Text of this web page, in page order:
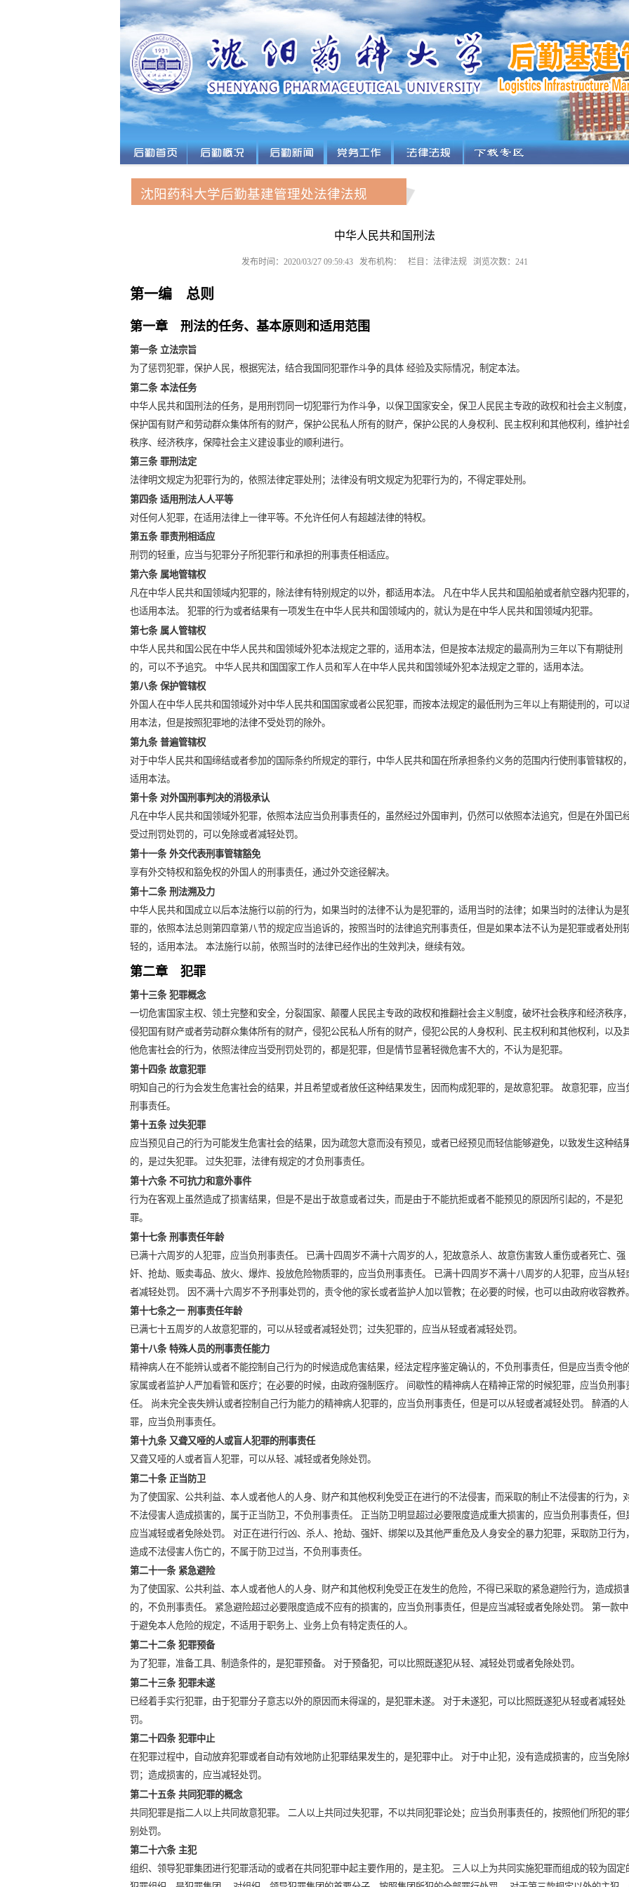
沈阳药科大学后勤基建管理处法律法规
中华人民共和国刑法
发布时间：2020/03/27 09:59:43 发布机构： 栏目：法律法规 浏览次数： 241
第一编 总则
第一章 刑法的任务、基本原则和适用范围
第一条 立法宗旨
为了惩罚犯罪，保护人民，根据宪法，结合我国同犯罪作斗争的具体 经验及实际情况，制定本法。
第二条 本法任务
中华人民共和国刑法的任务，是用刑罚同一切犯罪行为作斗争，以保卫国家安全，保卫人民民主专政的政权和社会主义制度，
保护国有财产和劳动群众集体所有的财产，保护公民私人所有的财产，保护公民的人身权利、民主权利和其他权利，维护社
秩序、经济秩序，保障社会主义建设事业的顺利进行。
第三条 罪刑法定
法律明文规定为犯罪行为的，依照法律定罪处刑；法律没有明文规定为犯罪行为的，不得定罪处刑。
第四条 适用刑法人人平等
对任何人犯罪，在适用法律上一律平等。不允许任何人有超越法律的特权。
第五条 罪责刑相适应
刑罚的轻重，应当与犯罪分子所犯罪行和承担的刑事责任相适应。
第六条 属地管辖权
凡在中华人民共和国领域内犯罪的，除法律有特别规定的以外，都适用本法。 凡在中华人民共和国船舶或者航空器内犯罪的，
也适用本法。 犯罪的行为或者结果有一项发生在中华人民共和国领域内的，就认为是在中华人民共和国领域内犯罪。
第七条 属人管辖权
中华人民共和国公民在中华人民共和国领域外犯本法规定之罪的，适用本法，但是按本法规定的最高刑为三年以下有期徒刑
的，可以不予追究。 中华人民共和国国家工作人员和军人在中华人民共和国领域外犯本法规定之罪的，适用本法。
第八条 保护管辖权
外国人在中华人民共和国领域外对中华人民共和国国家或者公民犯罪，而按本法规定的最低刑为三年以上有期徒刑的，可以
用本法，但是按照犯罪地的法律不受处罚的除外。
第九条 普遍管辖权
对于中华人民共和国缔结或者参加的国际条约所规定的罪行，中华人民共和国在所承担条约义务的范围内行使刑事管辖权的，
适用本法。
第十条 对外国刑事判决的消极承认
凡在中华人民共和国领域外犯罪，依照本法应当负刑事责任的，虽然经过外国审判，仍然可以依照本法追究，但是在外国已
受过刑罚处罚的，可以免除或者减轻处罚。
第十一条 外交代表刑事管辖豁免
享有外交特权和豁免权的外国人的刑事责任，通过外交途径解决。
第十二条 刑法溯及力
中华人民共和国成立以后本法施行以前的行为，如果当时的法律不认为是犯罪的，适用当时的法律；如果当时的法律认为是
罪的，依照本法总则第四章第八节的规定应当追诉的，按照当时的法律追究刑事责任，但是如果本法不认为是犯罪或者处刑
轻的，适用本法。 本法施行以前，依照当时的法律已经作出的生效判决，继续有效。
第二章 犯罪
第十三条 犯罪概念
一切危害国家主权、领土完整和安全，分裂国家、颠覆人民民主专政的政权和推翻社会主义制度，破坏社会秩序和经济秩序，
侵犯国有财产或者劳动群众集体所有的财产，侵犯公民私人所有的财产，侵犯公民的人身权利、民主权利和其他权利，以及
他危害社会的行为，依照法律应当受刑罚处罚的，都是犯罪，但是情节显著轻微危害不大的，不认为是犯罪。
第十四条 故意犯罪
明知自己的行为会发生危害社会的结果，并且希望或者放任这种结果发生，因而构成犯罪的，是故意犯罪。 故意犯罪，应当
刑事责任。
第十五条 过失犯罪
应当预见自己的行为可能发生危害社会的结果，因为疏忽大意而没有预见，或者已经预见而轻信能够避免，以致发生这种结
的，是过失犯罪。 过失犯罪，法律有规定的才负刑事责任。
第十六条 不可抗力和意外事件
行为在客观上虽然造成了损害结果，但是不是出于故意或者过失，而是由于不能抗拒或者不能预见的原因所引起的，不是犯
罪。
第十七条 刑事责任年龄
已满十六周岁的人犯罪，应当负刑事责任。 已满十四周岁不满十六周岁的人，犯故意杀人、故意伤害致人重伤或者死亡、强
奸、抢劫、贩卖毒品、放火、爆炸、投放危险物质罪的，应当负刑事责任。 已满十四周岁不满十八周岁的人犯罪，应当从轻
者减轻处罚。 因不满十六周岁不予刑事处罚的，责令他的家长或者监护人加以管教；在必要的时候，也可以由政府收容教养。
第十七条之一 刑事责任年龄
已满七十五周岁的人故意犯罪的，可以从轻或者减轻处罚；过失犯罪的，应当从轻或者减轻处罚。
第十八条 特殊人员的刑事责任能力
精神病人在不能辨认或者不能控制自己行为的时候造成危害结果，经法定程序鉴定确认的，不负刑事责任，但是应当责令他
家属或者监护人严加看管和医疗；在必要的时候，由政府强制医疗。 间歇性的精神病人在精神正常的时候犯罪，应当负刑事
任。 尚未完全丧失辨认或者控制自己行为能力的精神病人犯罪的，应当负刑事责任，但是可以从轻或者减轻处罚。 醉酒的
罪，应当负刑事责任。
第十九条 又聋又哑的人或盲人犯罪的刑事责任
又聋又哑的人或者盲人犯罪，可以从轻、减轻或者免除处罚。
第二十条 正当防卫
为了使国家、公共利益、本人或者他人的人身、财产和其他权利免受正在进行的不法侵害，而采取的制止不法侵害的行为，
不法侵害人造成损害的，属于正当防卫，不负刑事责任。 正当防卫明显超过必要限度造成重大损害的，应当负刑事责任，但
应当减轻或者免除处罚。 对正在进行行凶、杀人、抢劫、强奸、绑架以及其他严重危及人身安全的暴力犯罪，采取防卫行为，
造成不法侵害人伤亡的，不属于防卫过当，不负刑事责任。
第二十一条 紧急避险
为了使国家、公共利益、本人或者他人的人身、财产和其他权利免受正在发生的危险，不得已采取的紧急避险行为，造成损
的，不负刑事责任。 紧急避险超过必要限度造成不应有的损害的，应当负刑事责任，但是应当减轻或者免除处罚。 第一款
于避免本人危险的规定，不适用于职务上、业务上负有特定责任的人。
第二十二条 犯罪预备
为了犯罪，准备工具、制造条件的，是犯罪预备。 对于预备犯，可以比照既遂犯从轻、减轻处罚或者免除处罚。
第二十三条 犯罪未遂
已经着手实行犯罪，由于犯罪分子意志以外的原因而未得逞的，是犯罪未遂。 对于未遂犯，可以比照既遂犯从轻或者减轻处
罚。
第二十四条 犯罪中止
在犯罪过程中，自动放弃犯罪或者自动有效地防止犯罪结果发生的，是犯罪中止。 对于中止犯，没有造成损害的，应当免除
罚；造成损害的，应当减轻处罚。
第二十五条 共同犯罪的概念
共同犯罪是指二人以上共同故意犯罪。 二人以上共同过失犯罪，不以共同犯罪论处；应当负刑事责任的，按照他们所犯的罪
别处罚。
第二十六条 主犯
组织、领导犯罪集团进行犯罪活动的或者在共同犯罪中起主要作用的，是主犯。 三人以上为共同实施犯罪而组成的较为固定